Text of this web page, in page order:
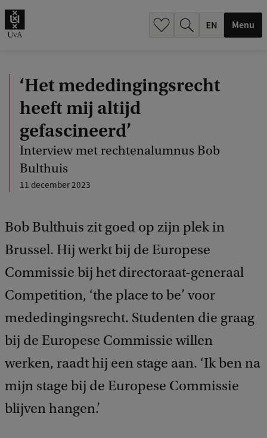
Menu
‘Het mededingingsrecht
heeft mij altijd
gefascineerd’
Interview met rechtenalumnus Bob
Bulthuis
11 december 2023
Bob Bulthuis zit goed op zijn plek in
Brussel. Hij werkt bij de Europese
Commissie bij het directoraat-generaal
Competition, ‘the place to be’ voor
mededingingsrecht. Studenten die graag
bij de Europese Commissie willen
werken, raadt hij een stage aan. ‘Ik ben na
mijn stage bij de Europese Commissie
blijven hangen.’